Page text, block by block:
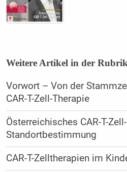
Weitere Artikel in der
Vorwort – Von der
CAR-T-Zell-Therapie
Österreichisches CAR-T-
Standortbestimmung
CAR-T-Zelltherapien im